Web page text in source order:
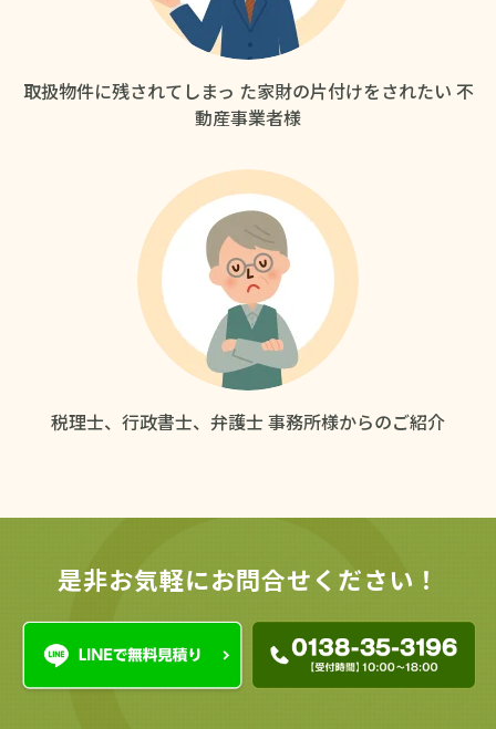
取扱物件に残されてしまっ た家財の片付けをされたい 不
動産事業者様
税理士、行政書士、弁護士 事務所様からのご紹介
是非お気軽にお問合せください！